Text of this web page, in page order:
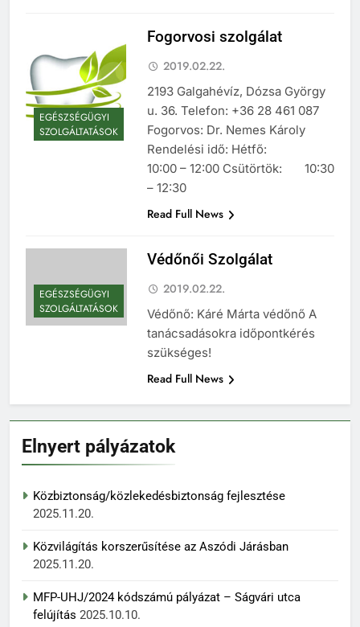
EGÉSZSÉGÜGYI
SZOLGÁLTATÁSOK
Fogorvosi szolgálat
2019.02.22.
2193 Galgahévíz, Dózsa György
u. 36. Telefon: +36 28 461 087
Fogorvos: Dr. Nemes Károly
Rendelési idő: Hétfő:
10:00 – 12:00 Csütörtök: 10:30
– 12:30
Read Full News
EGÉSZSÉGÜGYI
SZOLGÁLTATÁSOK
Védőnői Szolgálat
2019.02.22.
Védőnő: Káré Márta védőnő A
tanácsadásokra időpontkérés
szükséges!
Read Full News
Elnyert pályázatok
Közbiztonság/közlekedésbiztonság fejlesztése
2025.11.20.
Közvilágítás korszerűsítése az Aszódi Járásban
2025.11.20.
MFP-UHJ/2024 kódszámú pályázat – Ságvári utca
felújítás 2025.10.10.